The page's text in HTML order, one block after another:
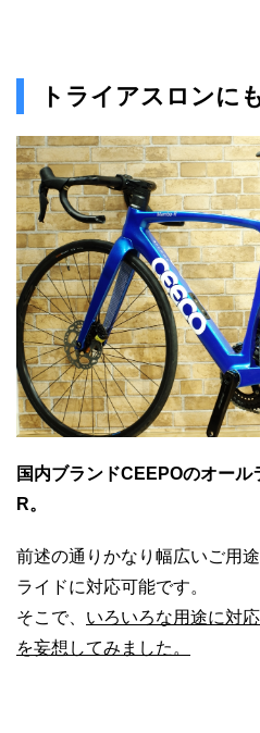
トライアスロンに
国内ブランドCEEPOのオー
R。
前述の通りかなり幅広いご用
ライドに対応可能です。
そこで、 いろいろな用途に対
を妄想してみました。